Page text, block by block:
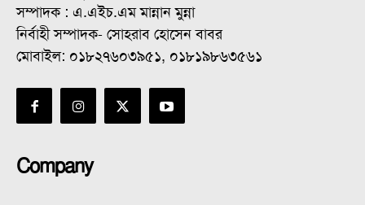
সম্পাদক : এ.এইচ.এম মান্নান মুন্না
নির্বাহী সম্পাদক- সোহরাব হোসেন বাবর
মোবাইল: ০১৮২৭৬০৩৯৫১, ০১৮১৯৮৬৩৫৬১
Company